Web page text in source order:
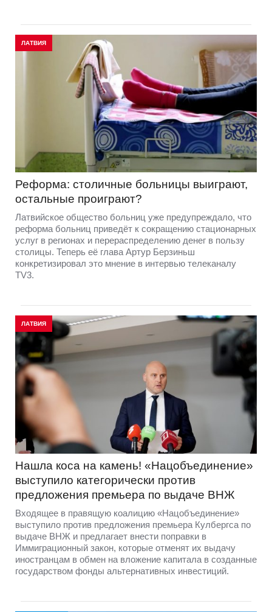
ЛАТВИЯ
Реформа: столичные больницы выиграют,
остальные проиграют?
Латвийское общество больниц уже предупреждало, что
реформа больниц приведёт к сокращению стационарных
услуг в регионах и перераспределению денег в пользу
столицы. Теперь её глава Артур Берзиньш
конкретизировал это мнение в интервью телеканалу
TV3.
ЛАТВИЯ
Нашла коса на камень! «Нацобъединение»
выступило категорически против
предложения премьера по выдаче ВНЖ
Входящее в правящую коалицию «Нацобъединение»
выступило против предложения премьера Кулбергса по
выдаче ВНЖ и предлагает внести поправки в
Иммиграционный закон, которые отменят их выдачу
иностранцам в обмен на вложение капитала в созданные
государством фонды альтернативных инвестиций.